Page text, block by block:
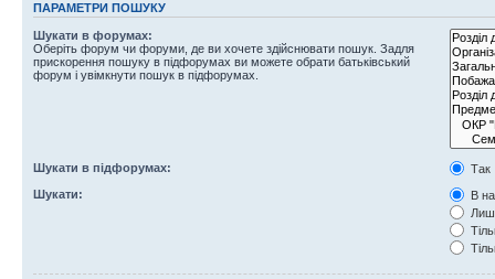
ПАРАМЕТРИ ПОШУКУ
Шукати в форумах:
Оберіть форум чи форуми, де ви хочете здійснювати пошук. Задля
прискорення пошуку в підфорумах ви можете обрати батьківський
форум і увімкнути пошук в підфорумах.
Шукати в підфорумах:
Так
Шукати:
В